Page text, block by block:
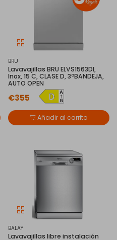
BRU
Lavavajillas BRU ELVS1563DI,
Inox, 15 C, CLASE D, 3ªBANDEJA,
AUTO OPEN
€355
Añadir al carrito
BALAY
Lavavajillas libre instalación